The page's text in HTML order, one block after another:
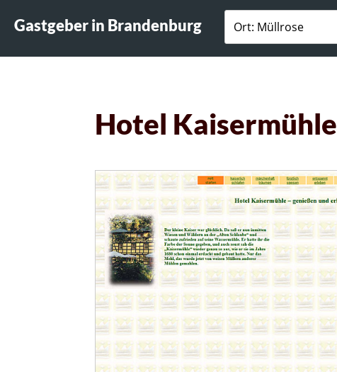
Gastgeber in Brandenburg
Hotel Kaisermühle